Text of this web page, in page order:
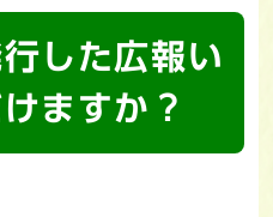
した広報い
ますか？